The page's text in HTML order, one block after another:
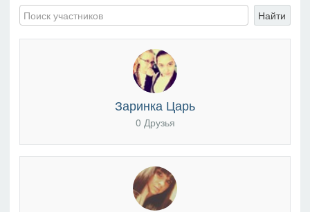
Найти
Заринка Царь
0 Друзья